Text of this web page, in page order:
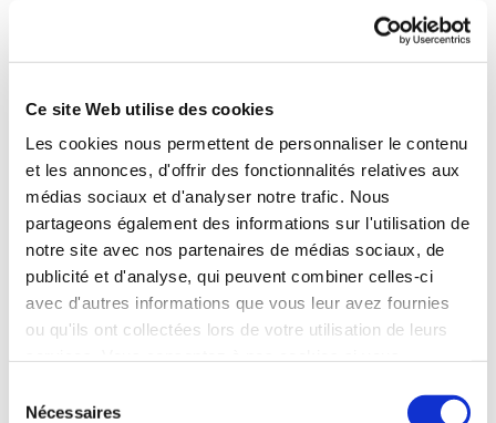
Ce site Web utilise des cookies
Les cookies nous permettent de personnaliser le contenu
et les annonces, d'offrir des fonctionnalités relatives aux
médias sociaux et d'analyser notre trafic. Nous
partageons également des informations sur l'utilisation de
notre site avec nos partenaires de médias sociaux, de
publicité et d'analyse, qui peuvent combiner celles-ci
avec d'autres informations que vous leur avez fournies
ou qu'ils ont collectées lors de votre utilisation de leurs
Nécessaires
Je souhaite être recontacté par email
En communiquant votre question, vous êtes avisé que votre email sera conservé de façon
confidentielle afin de répondre à votre demande. Vous pouvez à tout moment révoquer ce
droit d’usage, en utilisant les voies et moyens indiqués dans notrepolitique de protection
des données.
Envoyer